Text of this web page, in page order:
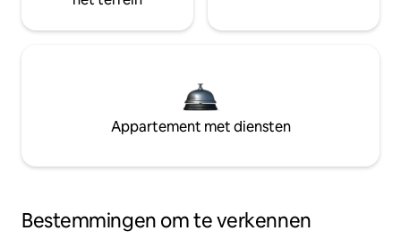
Appartement met diensten
Bestemmingen om te verkennen